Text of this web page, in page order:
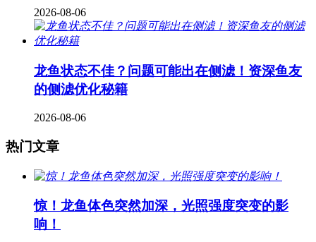
2026-08-06
龙鱼状态不佳？问题可能出在侧滤！资深鱼友
的侧滤优化秘籍
2026-08-06
热门文章
惊！龙鱼体色突然加深，光照强度突变的影
响！